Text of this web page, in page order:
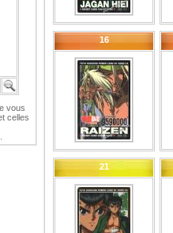
vous
celles
16
21